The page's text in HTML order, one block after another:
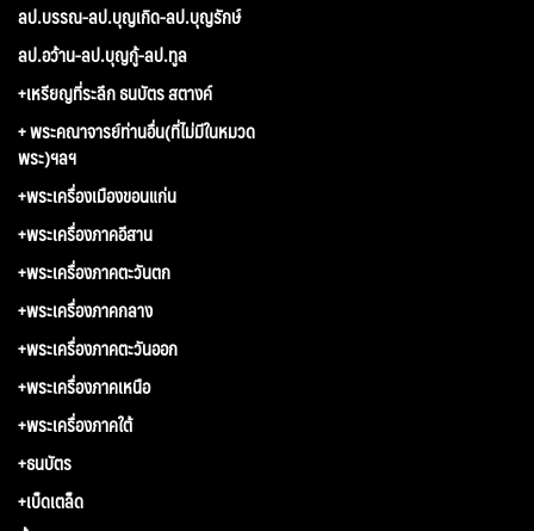
ลป.บรรณ-ลป.บุญเกิด-ลป.บุญรักษ์
ลป.อว้าน-ลป.บุญกู้-ลป.ทูล
+เหรียญที่ระลึก ธนบัตร สตางค์
+ พระคณาจารย์ท่านอื่น(ที่ไม่มีในหมวด
พระ)ฯลฯ
+พระเครื่องเมืองขอนแก่น
+พระเครื่องภาคอีสาน
+พระเครื่องภาคตะวันตก
+พระเครื่องภาคกลาง
+พระเครื่องภาคตะวันออก
+พระเครื่องภาคเหนือ
+พระเครื่องภาคใต้
+ธนบัตร
+เบ็ดเตล็ด